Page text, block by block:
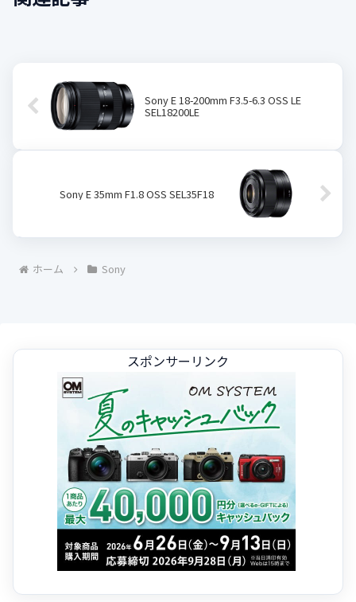
Sony E 18-200mm F3.5-6.3 OSS LE
SEL18200LE
Sony E 35mm F1.8 OSS SEL35F18
ホーム Sony
スポンサーリンク